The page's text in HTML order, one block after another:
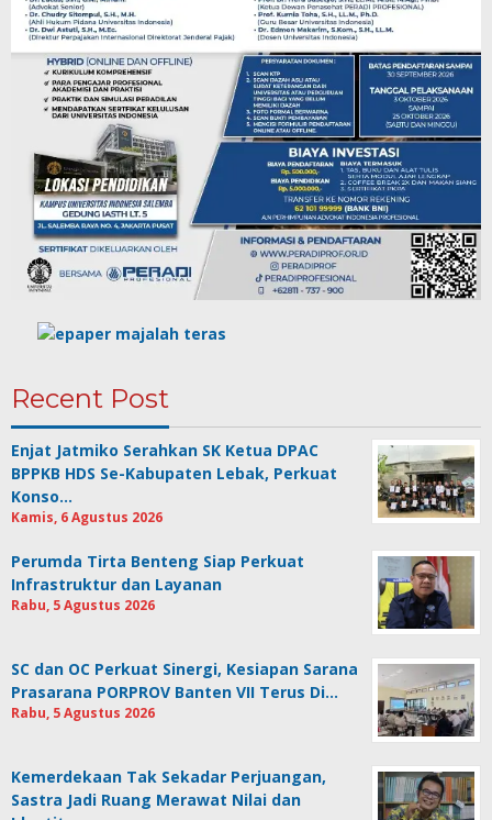
Recent Post
Enjat Jatmiko Serahkan SK Ketua DPAC
BPPKB HDS Se-Kabupaten Lebak, Perkuat
Konso…
Kamis, 6 Agustus 2026
Perumda Tirta Benteng Siap Perkuat
Infrastruktur dan Layanan
Rabu, 5 Agustus 2026
SC dan OC Perkuat Sinergi, Kesiapan Sarana
Prasarana PORPROV Banten VII Terus Di…
Rabu, 5 Agustus 2026
Kemerdekaan Tak Sekadar Perjuangan,
Sastra Jadi Ruang Merawat Nilai dan